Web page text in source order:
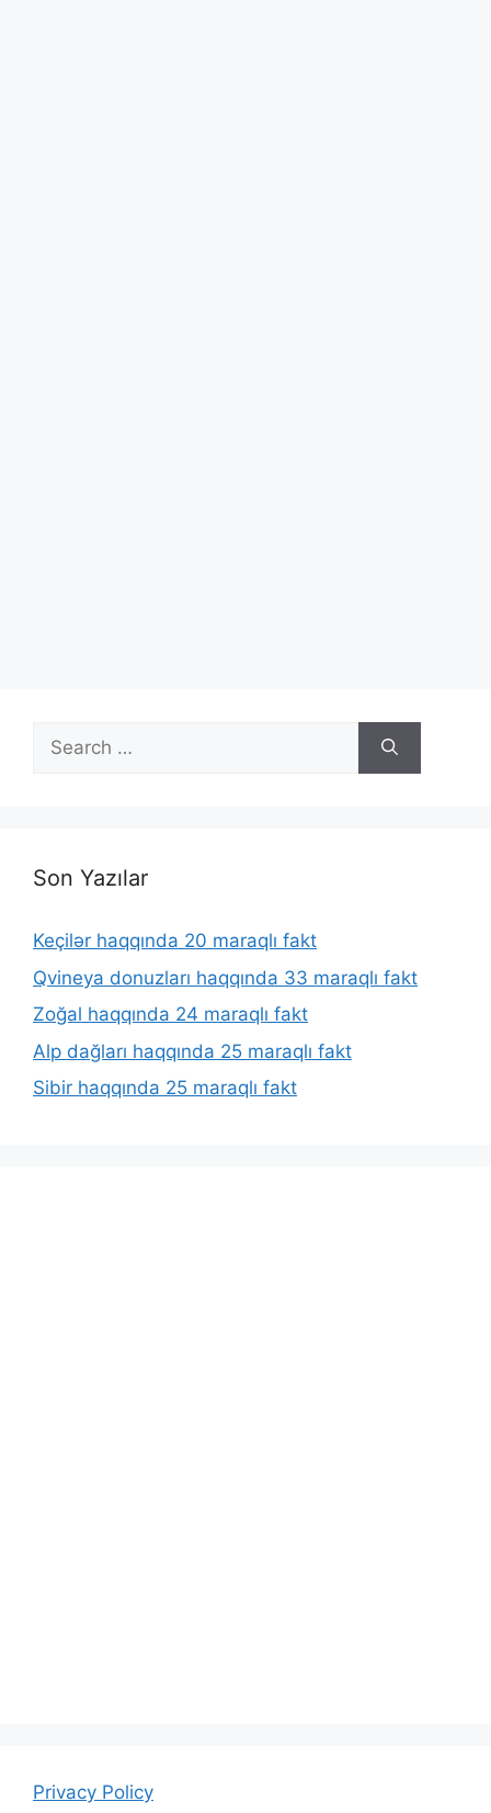
Search
for:
Son Yazılar
Keçilər haqqında 20 maraqlı fakt
Qvineya donuzları haqqında 33 maraqlı fakt
Zoğal haqqında 24 maraqlı fakt
Alp dağları haqqında 25 maraqlı fakt
Sibir haqqında 25 maraqlı fakt
Privacy Policy